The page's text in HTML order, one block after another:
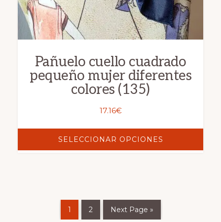
Pañuelo cuello cuadrado
pequeño mujer diferentes
colores (135)
17.16€
SELECCIONAR OPCIONES
la
página
de
producto
1 2 Next Page »